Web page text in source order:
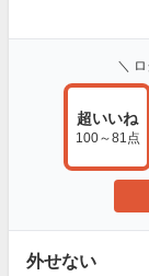
＼
超いいね
100～81点
外せない